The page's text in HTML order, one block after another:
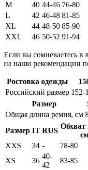
M
40 44-46 76-80
L
42 46-48 81-85
XL
44 48-50 85-90
XXL
46 50-52 91-94
Если вы сомневаетесь в
на наши рекомендации
Ростовка одежды
Российский размер 152-
Размер
Общая длина ремня, см
Размер IT RUS
Обхват
XXS
34 - 78-80
XS
36
40-
42
83-85